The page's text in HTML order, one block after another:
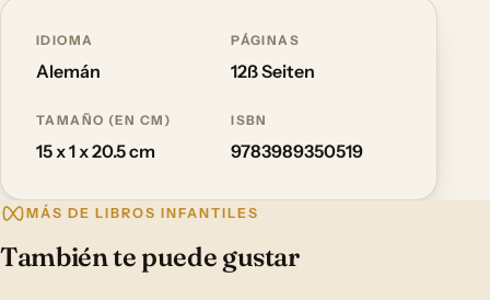
IDIOMA
Alemán
PÁGINAS
12ß Seiten
TAMAÑO (EN CM)
15 x 1 x 20.5 cm
ISBN
9783989350519
MÁS DE LIBROS INFANTILES
También te puede gustar